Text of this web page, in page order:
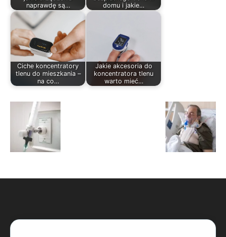
naprawdę są…
domu i jakie…
Ciche koncentratory
tlenu do mieszkania –
na co…
Jakie akcesoria do
koncentratora tlenu
warto mieć…